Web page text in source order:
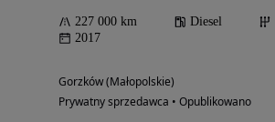
227 000 km Diesel
2017
Gorzków (Małopolskie)
Prywatny sprzedawca • Opublikowano